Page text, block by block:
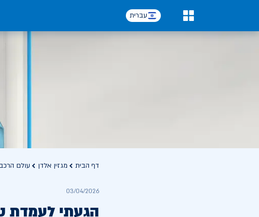
עברית
דף הבית מגזין אלדן עולם
03/04/2026
הגעתי לעמדת